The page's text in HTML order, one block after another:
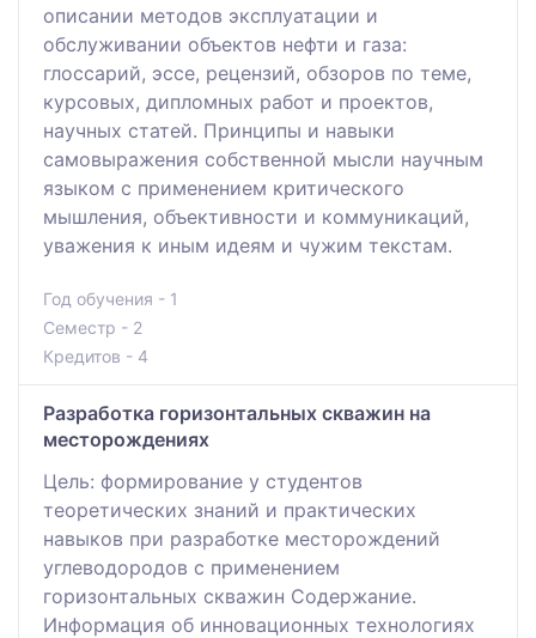
описании методов эксплуатации и
обслуживании объектов нефти и газа:
глоссарий, эссе, рецензий, обзоров по теме,
курсовых, дипломных работ и проектов,
научных статей. Принципы и навыки
самовыражения собственной мысли научным
языком с применением критического
мышления, объективности и коммуникаций,
уважения к иным идеям и чужим текстам.
Год обучения - 1
Семестр - 2
Кредитов - 4
Разработка горизонтальных скважин на
месторождениях
Цель: формирование у студентов
теоретических знаний и практических
навыков при разработке месторождений
углеводородов с применением
горизонтальных скважин Содержание.
Информация об инновационных технологиях